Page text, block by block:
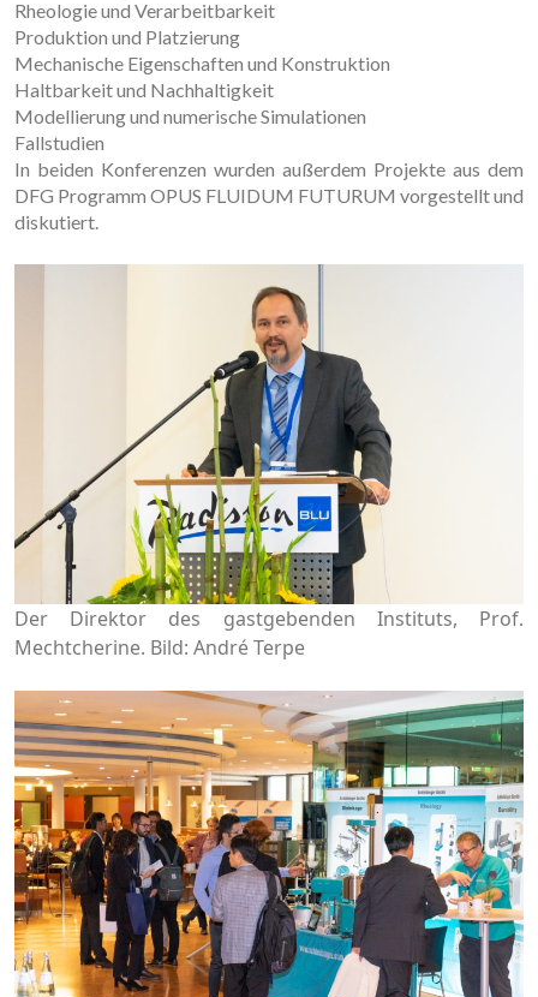
Rheologie und Verarbeitbarkeit
Produktion und Platzierung
Mechanische Eigenschaften und Konstruktion
Haltbarkeit und Nachhaltigkeit
Modellierung und numerische Simulationen
Fallstudien
In beiden Konferenzen wurden außerdem Projekte aus dem
DFG Programm OPUS FLUIDUM FUTURUM vorgestellt und
diskutiert.
Der Direktor des gastgebenden Instituts, Prof.
Mechtcherine. Bild: André Terpe